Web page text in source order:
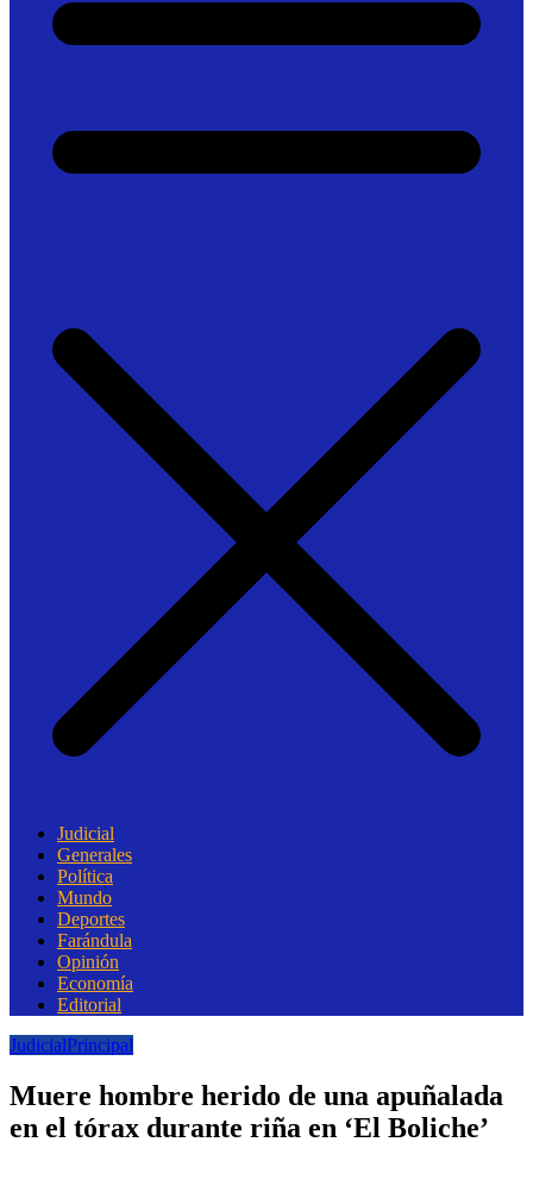
Judicial
Generales
Política
Mundo
Deportes
Farándula
Opinión
Economía
Editorial
JudicialPrincipal
Muere hombre herido de una apuñalada
en el tórax durante riña en ‘El Boliche’